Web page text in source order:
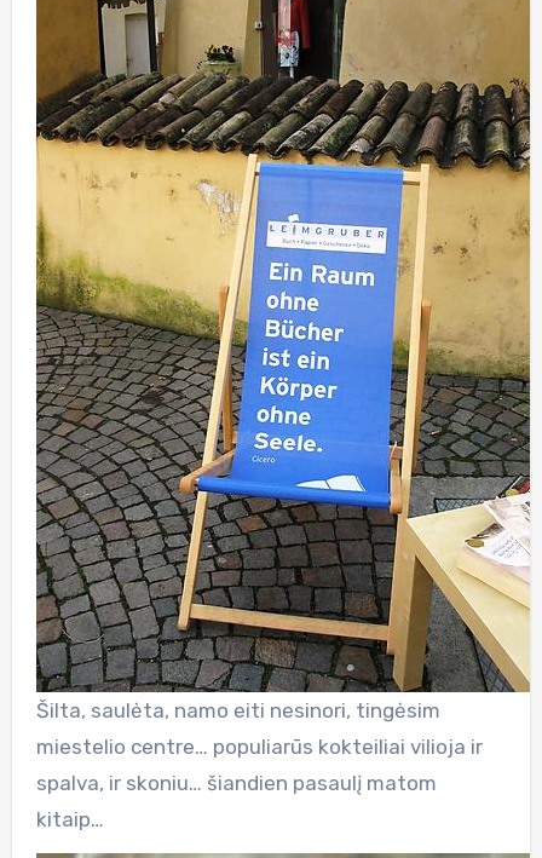
Šilta, saulėta, namo eiti nesinori, tingėsim
miestelio centre… populiarūs kokteiliai vilioja ir
spalva, ir skoniu… šiandien pasaulį matom
kitaip…